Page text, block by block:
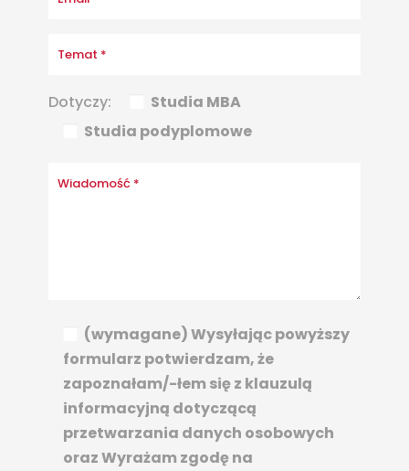
Dotyczy:
Studia MBA
Studia podyplomowe
(wymagane) Wysyłając powyższy
formularz potwierdzam, że
zapoznałam/-łem się z klauzulą
informacyjną dotyczącą
przetwarzania danych osobowych
oraz Wyrażam zgodę na